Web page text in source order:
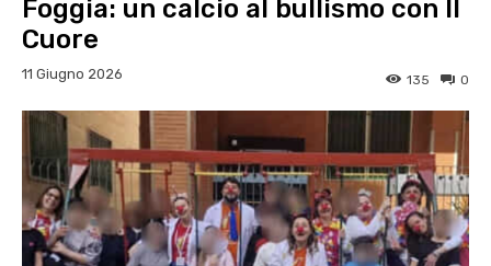
Foggia: un calcio al bullismo con Il
Cuore
11 Giugno 2026 0
135